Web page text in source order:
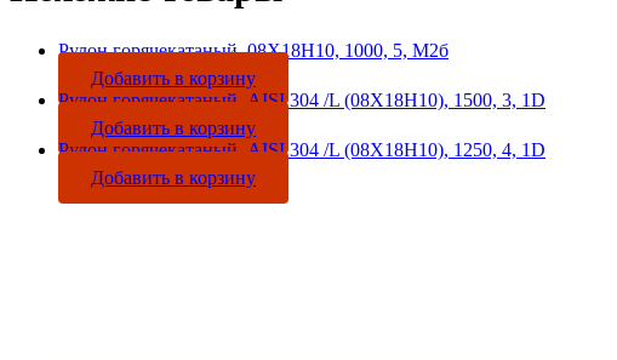
Рулон горячекатаный, 08Х18Н10, 1000, 5, М2б
Добавить в корзину
Рулон горячекатаный, AISI 304 /L (08Х18Н10), 1500, 3, 1D
Добавить в корзину
Рулон горячекатаный, AISI 304 /L (08Х18Н10), 1250, 4, 1D
Добавить в корзину